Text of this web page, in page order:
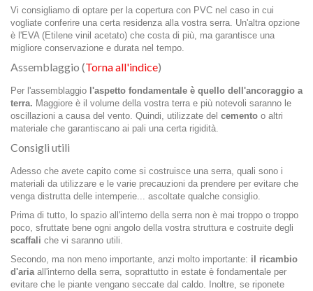
Vi consigliamo di optare per la copertura con PVC nel caso in cui
vogliate conferire una certa residenza alla vostra serra. Un'altra opzione
è l'EVA (Etilene vinil acetato) che costa di più, ma garantisce una
migliore conservazione e durata nel tempo.
Assemblaggio (Torna all'indice)
Per l'assemblaggio l'aspetto fondamentale è quello dell'ancoraggio a
terra. Maggiore è il volume della vostra terra e più notevoli saranno le
oscillazioni a causa del vento. Quindi, utilizzate del cemento o altri
materiale che garantiscano ai pali una certa rigidità.
Consigli utili
Adesso che avete capito come si costruisce una serra, quali sono i
materiali da utilizzare e le varie precauzioni da prendere per evitare che
venga distrutta delle intemperie... ascoltate qualche consiglio.
Prima di tutto, lo spazio all'interno della serra non è mai troppo o troppo
poco, sfruttate bene ogni angolo della vostra struttura e costruite degli
scaffali che vi saranno utili.
Secondo, ma non meno importante, anzi molto importante: il ricambio
d'ariaall'interno della serra, soprattutto in estate è fondamentale per
evitare che le piante vengano seccate dal caldo. Inoltre, se riponete